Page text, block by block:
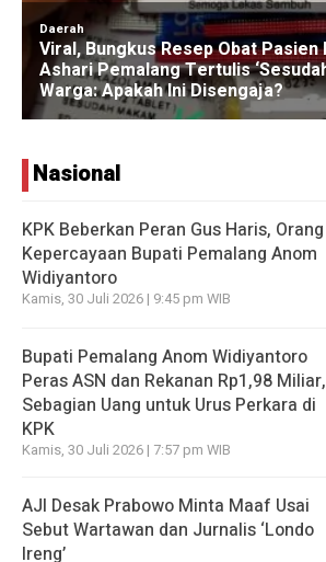
Nasional
KPK Beberkan Peran Gus Haris, Orang
Kepercayaan Bupati Pemalang Anom
Widiyantoro
Kamis, 30 Juli 2026 | 9:45 pm WIB
Bupati Pemalang Anom Widiyantoro
Peras ASN dan Rekanan Rp1,98 Miliar,
Sebagian Uang untuk Urus Perkara di
KPK
Kamis, 30 Juli 2026 | 7:57 pm WIB
AJI Desak Prabowo Minta Maaf Usai
Sebut Wartawan dan Jurnalis ‘Londo
Ireng’